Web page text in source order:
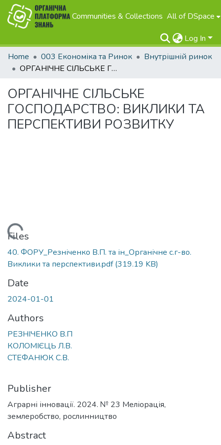
Communities & Collections All of DSpace
Log In
Home
003 Економіка та Ринок
Внутрішній ринок
ОРГАНІЧНЕ СІЛЬСЬКЕ ГОСПОДАРСТВО: ВИКЛИКИ ТА ПЕРСПЕКТИВИ РОЗВИТКУ
ОРГАНІЧНЕ СІЛЬСЬКЕ
ГОСПОДАРСТВО: ВИКЛИКИ ТА
ПЕРСПЕКТИВИ РОЗВИТКУ
Loading...
Files
40. ФОРУ_Резніченко В.П. та ін_Органічне с.г-во.
Виклики та перспективи.pdf(319.19 KB)
Date
2024-01-01
Authors
РЕЗНІЧЕНКО В.П
КОЛОМІЄЦЬ Л.В.
СТЕФАНЮК C.В.
Publisher
Аграрні інновації. 2024. № 23 Меліорація,
землеробство, рослинництво
Abstract